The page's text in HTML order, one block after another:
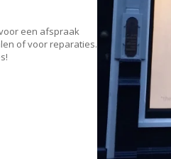
een afspraak
of voor reparaties.